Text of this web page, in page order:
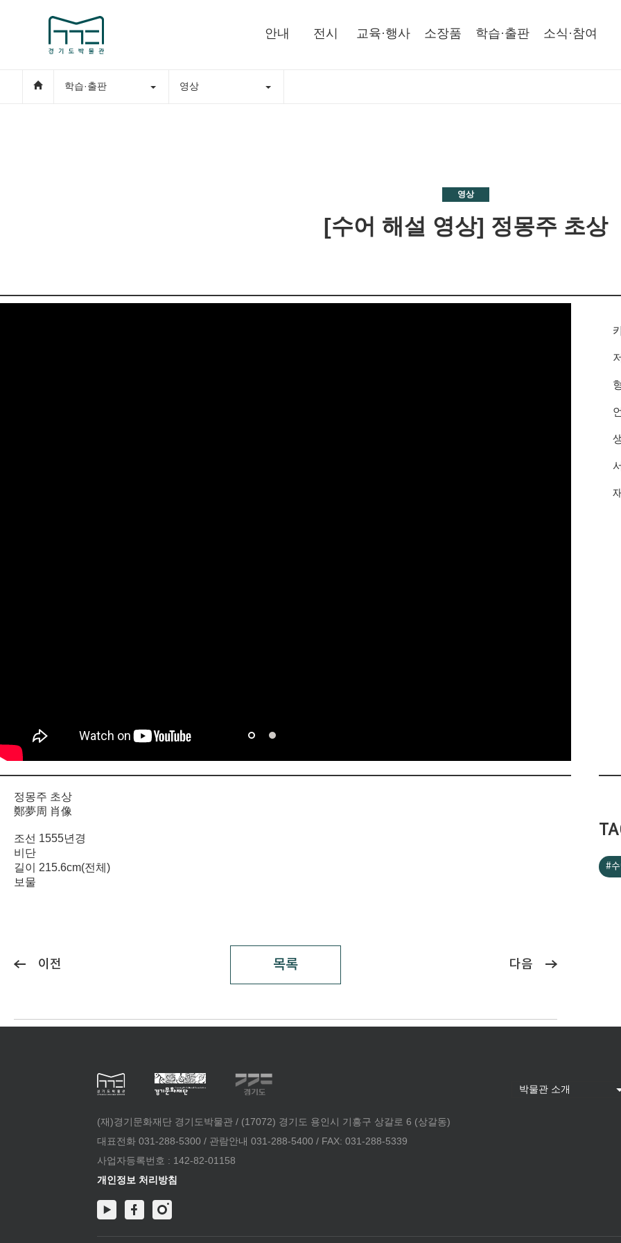
안내 전시 교육·행사 소장품 학습·출판 소식·참여
학습·출판 영상
영상
[수어 해설 영상] 정몽주 초상
정몽주 초상
鄭夢周 肖像
조선 1555년경
비단
길이 215.6cm(전체)
보물
#
이전 목록 다음
(재)경기문화재단 경기도박물관 / (17072) 경기도 용인시 기흥구 상갈로 6 (상갈동)
대표전화 031-288-5300 / 관람안내 031-288-5400 / FAX: 031-288-5339
사업자등록번호 : 142-82-01158
개인정보 처리방침